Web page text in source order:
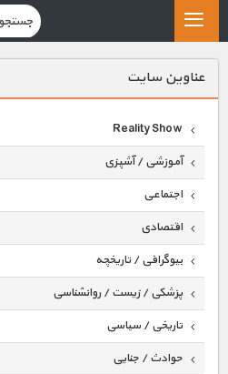
عناوين سايت
Reality Show
آموزشی / آشپزی
اجتماعی
اقتصادی
بیوگرافی / تاریخچه
پزشکی / زیست / روانشناسی
تاریخی / سیاسی
حوادث / جنایی